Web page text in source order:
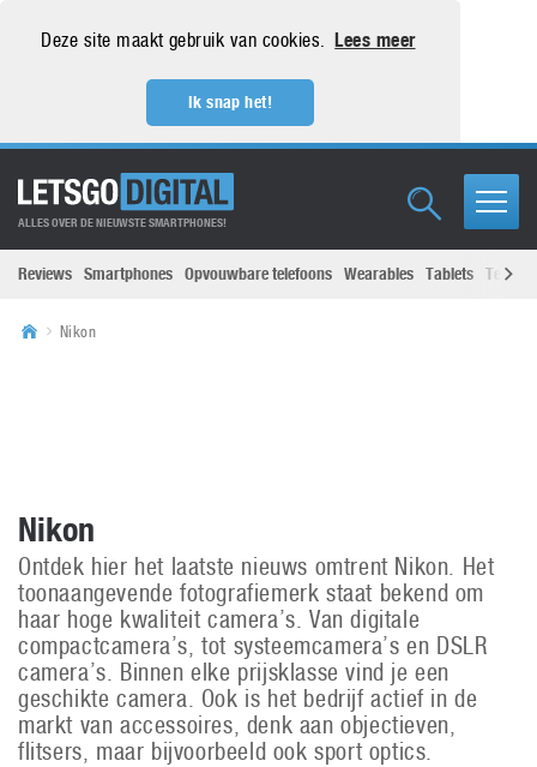
Deze site maakt gebruik van cookies. Lees meer
Ik snap het!
ALLES OVER DE NIEUWSTE SMARTPHONES!
Reviews Smartphones Opvouwbare telefoons Wearables Tablets
Nikon
Nikon
Ontdek hier het laatste nieuws omtrent Nikon. Het
toonaangevende fotografiemerk staat bekend om
haar hoge kwaliteit camera’s. Van digitale
compactcamera’s, tot systeemcamera’s en DSLR
camera’s. Binnen elke prijsklasse vind je een
geschikte camera. Ook is het bedrijf actief in de
markt van accessoires, denk aan objectieven,
flitsers, maar bijvoorbeeld ook sport optics.